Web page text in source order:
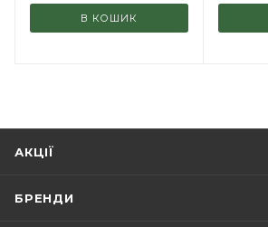
В КОШИК
АКЦІЇ
БРЕНДИ